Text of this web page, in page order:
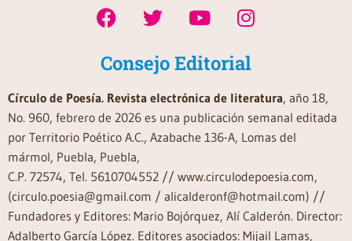
Consejo Editorial
Círculo de Poesía. Revista electrónica de literatura, año 18,
No. 960, febrero de 2026 es una publicación semanal editada
por Territorio Poético A.C., Azabache 136-A, Lomas del
mármol, Puebla, Puebla,
C.P. 72574, Tel. 5610704552 // www.circulodepoesia.com,
(circulo.poesia@gmail.com / alicalderonf@hotmail.com) //
Fundadores y Editores: Mario Bojórquez, Alí Calderón. Director:
Adalberto García López. Editores asociados: Mijail Lamas,